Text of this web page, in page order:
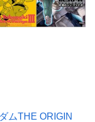
ムTHE ORIGIN